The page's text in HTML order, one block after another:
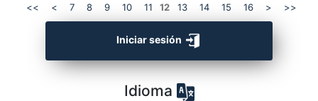
<<
< 7 8 9 10 11 12 13 14 15 16 > >>
Iniciar sesión
Idioma